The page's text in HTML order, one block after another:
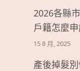
2026各縣
戶籍怎麼
15 8 月, 2025
產後掉髮